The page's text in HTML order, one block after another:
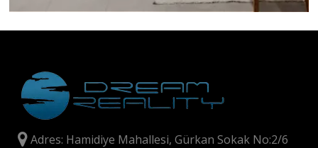
Adres: Hamidiye Mahallesi, Gürkan Sokak No:2/6